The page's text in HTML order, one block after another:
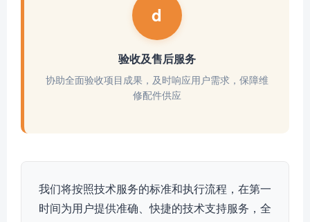
d
验收及售后服务
协助全面验收项目成果，及时响应用户需求，保障维
修配件供应
我们将按照技术服务的标准和执行流程，在第一
时间为用户提供准确、快捷的技术支持服务，全